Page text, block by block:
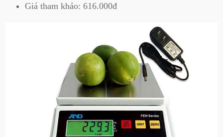
Giá tham khảo: 616.000đ